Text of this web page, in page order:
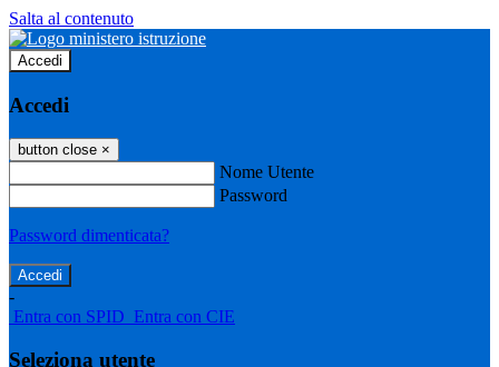
Salta al contenuto
Accedi
Accedi
button close ×
Nome Utente
Password
Password dimenticata?
-
Entra con SPID Entra con CIE
Seleziona utente